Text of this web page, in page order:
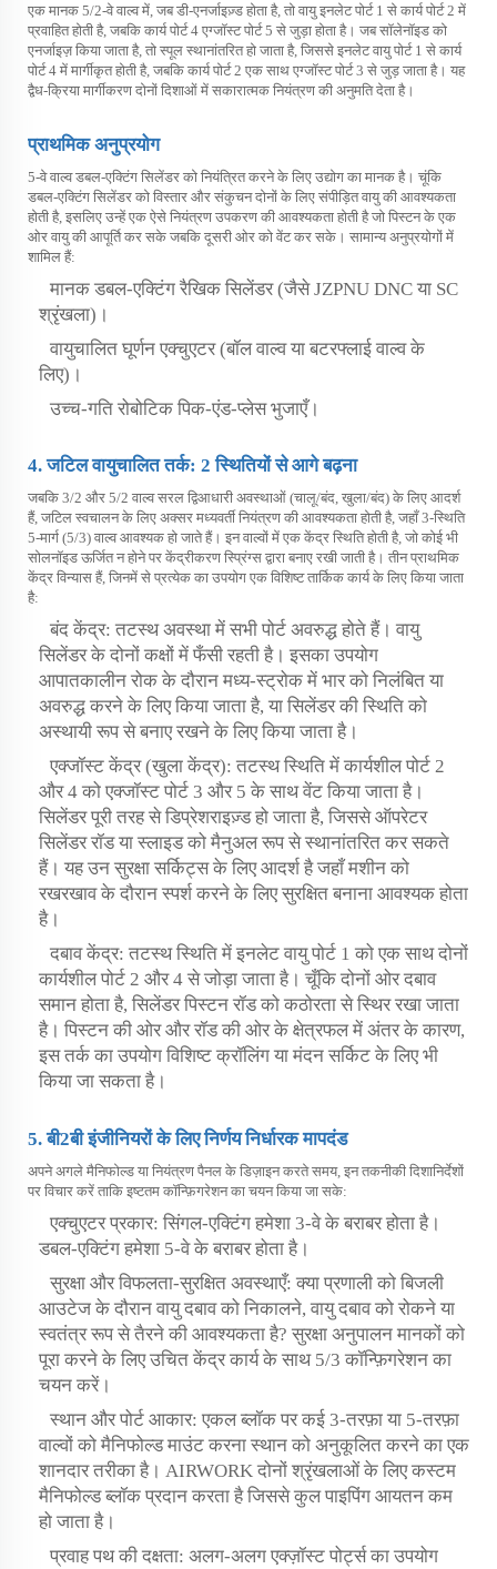
एक मानक 5/2-वे वाल्व में, जब डी-एनर्जाइज़्ड होता है, तो वायु इनलेट पोर्ट 1 से कार्य पोर्ट 2 में
प्रवाहित होती है, जबकि कार्य पोर्ट 4 एग्जॉस्ट पोर्ट 5 से जुड़ा होता है। जब सॉलेनॉइड को
एनर्जाइज़ किया जाता है, तो स्पूल स्थानांतरित हो जाता है, जिससे इनलेट वायु पोर्ट 1 से कार्य
पोर्ट 4 में मार्गीकृत होती है, जबकि कार्य पोर्ट 2 एक साथ एग्जॉस्ट पोर्ट 3 से जुड़ जाता है। यह
द्वैध-क्रिया मार्गीकरण दोनों दिशाओं में सकारात्मक नियंत्रण की अनुमति देता है।
प्राथमिक अनुप्रयोग
5-वे वाल्व डबल-एक्टिंग सिलेंडर को नियंत्रित करने के लिए उद्योग का मानक है। चूंकि
डबल-एक्टिंग सिलेंडर को विस्तार और संकुचन दोनों के लिए संपीड़ित वायु की आवश्यकता
होती है, इसलिए उन्हें एक ऐसे नियंत्रण उपकरण की आवश्यकता होती है जो पिस्टन के एक
ओर वायु की आपूर्ति कर सके जबकि दूसरी ओर को वेंट कर सके। सामान्य अनुप्रयोगों में
शामिल हैं:
मानक डबल-एक्टिंग रैखिक सिलेंडर (जैसे JZPNU DNC या SC
श्रृंखला)।
वायुचालित घूर्णन एक्चुएटर (बॉल वाल्व या बटरफ्लाई वाल्व के
लिए)।
उच्च-गति रोबोटिक पिक-एंड-प्लेस भुजाएँ।
4. जटिल वायुचालित तर्क: 2 स्थितियों से आगे बढ़ना
जबकि 3/2 और 5/2 वाल्व सरल द्विआधारी अवस्थाओं (चालू/बंद, खुला/बंद) के लिए आदर्श
हैं, जटिल स्वचालन के लिए अक्सर मध्यवर्ती नियंत्रण की आवश्यकता होती है, जहाँ 3-स्थिति
5-मार्ग (5/3) वाल्व आवश्यक हो जाते हैं। इन वाल्वों में एक केंद्र स्थिति होती है, जो कोई भी
सोलनॉइड ऊर्जित न होने पर केंद्रीकरण स्प्रिंग्स द्वारा बनाए रखी जाती है। तीन प्राथमिक
केंद्र विन्यास हैं, जिनमें से प्रत्येक का उपयोग एक विशिष्ट तार्किक कार्य के लिए किया जाता
है:
बंद केंद्र: तटस्थ अवस्था में सभी पोर्ट अवरुद्ध होते हैं। वायु
सिलेंडर के दोनों कक्षों में फँसी रहती है। इसका उपयोग
आपातकालीन रोक के दौरान मध्य-स्ट्रोक में भार को निलंबित या
अवरुद्ध करने के लिए किया जाता है, या सिलेंडर की स्थिति को
अस्थायी रूप से बनाए रखने के लिए किया जाता है।
एक्जॉस्ट केंद्र (खुला केंद्र): तटस्थ स्थिति में कार्यशील पोर्ट 2
और 4 को एक्जॉस्ट पोर्ट 3 और 5 के साथ वेंट किया जाता है।
सिलेंडर पूरी तरह से डिप्रेशराइज़्ड हो जाता है, जिससे ऑपरेटर
सिलेंडर रॉड या स्लाइड को मैनुअल रूप से स्थानांतरित कर सकते
हैं। यह उन सुरक्षा सर्किट्स के लिए आदर्श है जहाँ मशीन को
रखरखाव के दौरान स्पर्श करने के लिए सुरक्षित बनाना आवश्यक होता
है।
दबाव केंद्र: तटस्थ स्थिति में इनलेट वायु पोर्ट 1 को एक साथ दोनों
कार्यशील पोर्ट 2 और 4 से जोड़ा जाता है। चूँकि दोनों ओर दबाव
समान होता है, सिलेंडर पिस्टन रॉड को कठोरता से स्थिर रखा जाता
है। पिस्टन की ओर और रॉड की ओर के क्षेत्रफल में अंतर के कारण,
इस तर्क का उपयोग विशिष्ट क्रॉलिंग या मंदन सर्किट के लिए भी
किया जा सकता है।
5. बी2बी इंजीनियरों के लिए निर्णय निर्धारक मापदंड
अपने अगले मैनिफोल्ड या नियंत्रण पैनल के डिज़ाइन करते समय, इन तकनीकी दिशानिर्देशों
पर विचार करें ताकि इष्टतम कॉन्फ़िगरेशन का चयन किया जा सके:
एक्चुएटर प्रकार: सिंगल-एक्टिंग हमेशा 3-वे के बराबर होता है।
डबल-एक्टिंग हमेशा 5-वे के बराबर होता है।
सुरक्षा और विफलता-सुरक्षित अवस्थाएँ: क्या प्रणाली को बिजली
आउटेज के दौरान वायु दबाव को निकालने, वायु दबाव को रोकने या
स्वतंत्र रूप से तैरने की आवश्यकता है? सुरक्षा अनुपालन मानकों को
पूरा करने के लिए उचित केंद्र कार्य के साथ 5/3 कॉन्फ़िगरेशन का
चयन करें।
स्थान और पोर्ट आकार: एकल ब्लॉक पर कई 3-तरफ़ा या 5-तरफ़ा
वाल्वों को मैनिफोल्ड माउंट करना स्थान को अनुकूलित करने का एक
शानदार तरीका है। AIRWORK दोनों श्रृंखलाओं के लिए कस्टम
मैनिफोल्ड ब्लॉक प्रदान करता है जिससे कुल पाइपिंग आयतन कम
हो जाता है।
प्रवाह पथ की दक्षता: अलग-अलग एक्ज़ॉस्ट पोर्ट्स का उपयोग